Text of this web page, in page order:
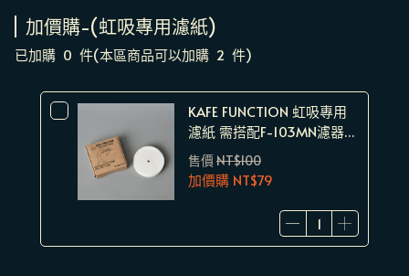
加價購-(虹吸專用濾紙)
已加購 0 件(本區商品可以加購 2 件)
KAFE FUNCTION 虹吸專用
濾紙 需搭配F-103MN濾器使
用 漂白虹吸濾紙100入
售價NT$100
加價購 NT$79